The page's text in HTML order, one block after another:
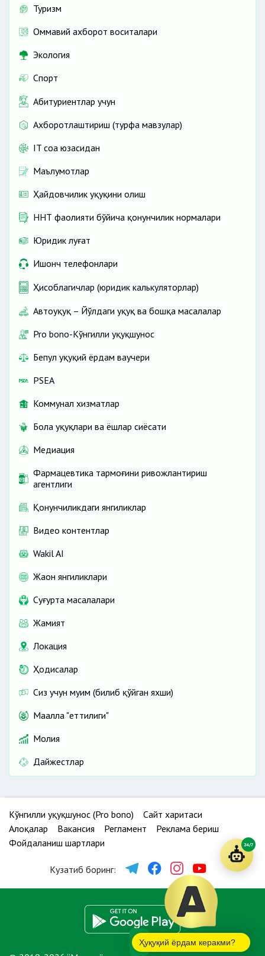
Туризм
Оммавий ахборот воситалари
Экология
Спорт
Абитуриентлар учун
Ахборотлаштириш (турфа мавзулар)
IT соҳа юзасидан
Маълумотлар
Ҳайдовчилик ҳуқуқини олиш
ННТ фаолияти бўйича қонунчилик нормалари
Юридик луғат
Ишонч телефонлари
Ҳисоблагичлар (юридик калькуляторлар)
Автоҳуқуқ – Йўлдаги ҳуқуқ ва бошқа масалалар
Pro bono-Кўнгилли ҳуқуқшунос
Бепул ҳуқуқий ёрдам ваучери
PSEA
Коммунал хизматлар
Бола ҳуқуқлари ва ёшлар сиёсати
Медиация
Фармацевтика тармоғини ривожлантириш
агентлиги
Қонунчиликдаги янгиликлар
Видео контентлар
Wakil AI
Жаҳон янгиликлари
Cуғурта масалалари
Жамият
Локация
Ҳодисалар
Сиз учун муҳим (билиб қўйган яхши)
Маҳалла "еттилиги"
Молия
Дайжестлар
Кўнгилли ҳуқуқшунос (Pro bono)
Сайт харитаси
Алоқалар
Вакансия Регламент
Реклама бериш
Фойдаланиш шартлари
Кузатиб боринг:
Ҳуқуқий ёрдам керакми?
24/7